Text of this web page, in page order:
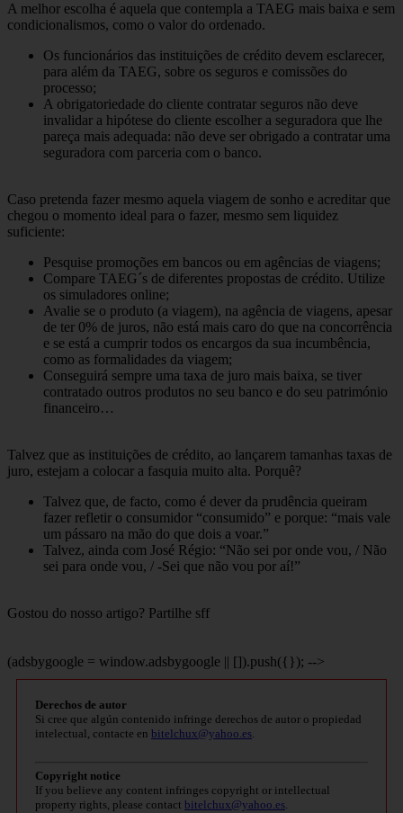
A melhor escolha é aquela que contempla a TAEG mais baixa e sem
condicionalismos, como o valor do ordenado.
Os funcionários das instituições de crédito devem esclarecer,
para além da TAEG, sobre os seguros e comissões do
processo;
A obrigatoriedade do cliente contratar seguros não deve
invalidar a hipótese do cliente escolher a seguradora que lhe
pareça mais adequada: não deve ser obrigado a contratar uma
seguradora com parceria com o banco.
Caso pretenda fazer mesmo aquela viagem de sonho e acreditar que
chegou o momento ideal para o fazer, mesmo sem liquidez
suficiente:
Pesquise promoções em bancos ou em agências de viagens;
Compare TAEG´s de diferentes propostas de crédito. Utilize
os simuladores online;
Avalie se o produto (a viagem), na agência de viagens, apesar
de ter 0% de juros, não está mais caro do que na concorrência
e se está a cumprir todos os encargos da sua incumbência,
como as formalidades da viagem;
Conseguirá sempre uma taxa de juro mais baixa, se tiver
contratado outros produtos no seu banco e do seu património
financeiro…
Talvez que as instituições de crédito, ao lançarem tamanhas taxas de
juro, estejam a colocar a fasquia muito alta. Porquê?
Talvez que, de facto, como é dever da prudência queiram
fazer refletir o consumidor “consumido” e porque: “mais vale
um pássaro na mão do que dois a voar.”
Talvez, ainda com José Régio: “Não sei por onde vou, / Não
sei para onde vou, / -Sei que não vou por aí!”
Gostou do nosso artigo? Partilhe sff
(adsbygoogle = window.adsbygoogle || []).push({}); -->
Derechos de autor
Si cree que algún contenido infringe derechos de autor o propiedad
intelectual, contacte en bitelchux@yahoo.es.
Copyright notice
If you believe any content infringes copyright or intellectual
property rights, please contact bitelchux@yahoo.es.